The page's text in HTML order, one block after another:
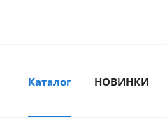
Каталог НОВИНКИ